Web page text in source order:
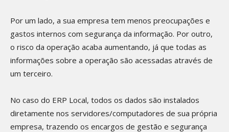
Por um lado, a sua empresa tem menos preocupações e
gastos internos com segurança da informação. Por outro,
o risco da operação acaba aumentando, já que todas as
informações sobre a operação são acessadas através de
um terceiro.
No caso do ERP Local, todos os dados são instalados
diretamente nos servidores/computadores de sua própria
empresa, trazendo os encargos de gestão e segurança